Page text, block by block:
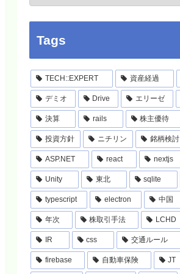
Tags
TECH::EXPERT 資産経過
デミオ Drive エリーゼ
決算 rails 株主優待
投資方針 ニチリン 銘柄検討
ASP.NET react nextjs
Unity 東北 sqlite
typescript electron 中国
年次 株取引手法 LCHD
IR css 交通ルール
firebase 自動車保険 JT